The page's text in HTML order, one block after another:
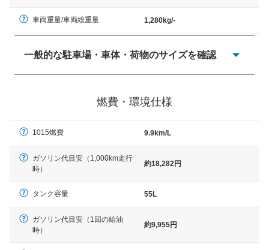
車両重量/車両総重量 1,280kg/-
一般的な駐車場・車体・荷物のサイズを確認
× 長さ 5,000mm 車路幅 5,000mmというサイズが標準値
燃費・環境仕様
1015燃費 9.9km/L
ガソリン代目安（1,000km走行
時）
約18,282円
タンク容量 55L
ガソリン代目安（1回の給油
時）
約9,955円